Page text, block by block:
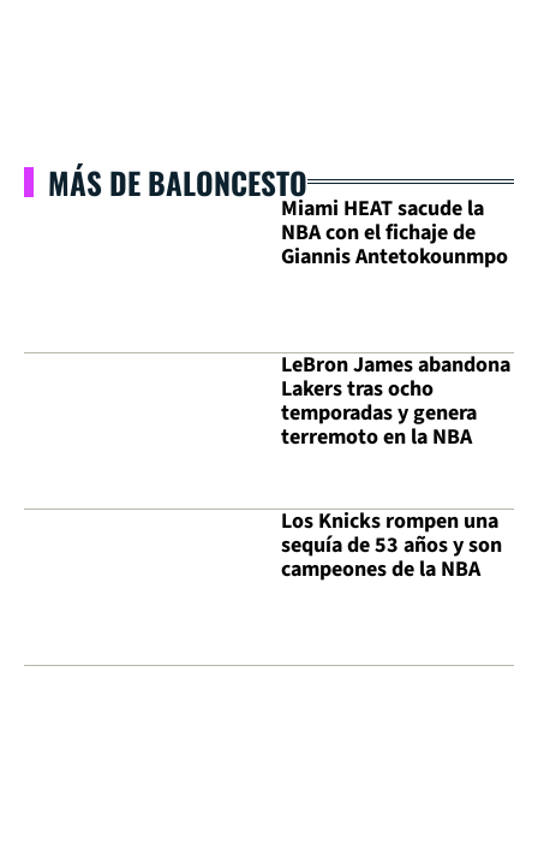
MÁS DE BALONCESTO
Miami HEAT sacude la
NBA con el fichaje de
Giannis Antetokounmpo
LeBron James abandona
Lakers tras ocho
temporadas y genera
terremoto en la NBA
Los Knicks rompen una
sequía de 53 años y son
campeones de la NBA